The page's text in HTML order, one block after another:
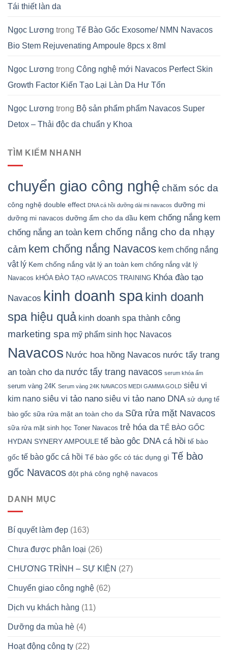
Tái thiết làn da
Ngọc Lương trong Tế Bào Gốc Exosome/ NMN Navacos
Bio Stem Rejuvenating Ampoule 8pcs x 8ml
Ngọc Lương trong Công nghệ mới Navacos Perfect Skin
Growth Factor Kiến Tạo Lại Làn Da Hư Tổn
Ngọc Lương trong Bộ sản phẩm phẩm Navacos Super
Detox – Thải độc da chuẩn y Khoa
TÌM KIẾM NHANH
chuyển giao công nghệ chăm sóc da
công nghệ double effect DNA cá hồi dưỡng dài mi navacos dưỡng mi
dưỡng mi navacos dưỡng ẩm cho da dầu kem chống nắng kem
chống nắng an toàn kem chống nắng cho da nhạy
cảm kem chống nắng Navacos kem chống nắng
vật lý Kem chống nắng vật lý an toàn kem chống nắng vật lý
Navacos kHÓA ĐÀO TẠO nAVACOS TRAINING Khóa đào tạo
Navacos kinh doanh spakinh doanh
spa hiệu quả kinh doanh spa thành công
marketing spa mỹ phẩm sinh học Navacos
Navacos Nước hoa hồng Navacos nước tẩy trang
an toàn cho da nước tẩy trang navacos serum khóa ẩm
serum vàng 24K Serum vàng 24K NAVACOS MEDI GAMMA GOLD siêu vi
kim nano siêu vi tảo nano siêu vi tảo nano DNA sử dụng tế
bào gốc sữa rửa mặt an toàn cho da Sữa rửa mặt Navacos
sữa rửa mặt sinh học Toner Navacos trẻ hóa da TẾ BÀO GỐC
HYDAN SYNERY AMPOULE tế bào gôc DNA cá hồi tế bào
gốc tế bào gốc cá hồi Tế bào gốc có tác dụng gì Tế bào
gốc Navacos đột phá công nghệ navacos
DANH MỤC
Bí quyết làm đẹp (163)
Chưa được phân loại (26)
CHƯƠNG TRÌNH – SỰ KIỆN (27)
Chuyển giao công nghệ (62)
Dịch vụ khách hàng (11)
Dưỡng da mùa hè (4)
Hoạt động công ty (22)